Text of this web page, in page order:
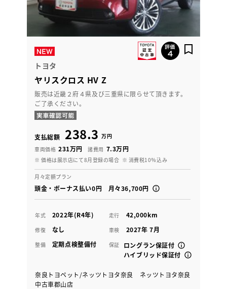
トヨタ
ヤリスクロス HV Z
販売は近畿２府４県及び三重県に限らせて頂きます。
ご了承ください。
支払総額 238.3 万円
車両価格 231万円 諸費用 7.3万円
※ 価格は展示店にて8月登録の場合 ※ 消費税10％込み
月々定額プラン
頭金・ボーナス払い0円 月々36,700円
年式 2022年(R4年) 走行 42,000km
修復 なし 車検 2027年 7月
整備 定期点検整備付 保証
ロングラン保証付
ハイブリッド保証付
奈良トヨペット/ネッツトヨタ奈良 ネッツトヨタ奈良
中古車郡山店